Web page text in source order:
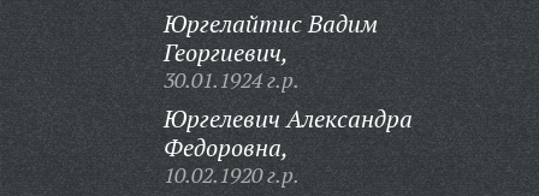
Юргелайтис Вадим
Георгиевич,
30.01.1924 г.р.
Юргелевич Александра
Федоровна,
10.02.1920 г.р.